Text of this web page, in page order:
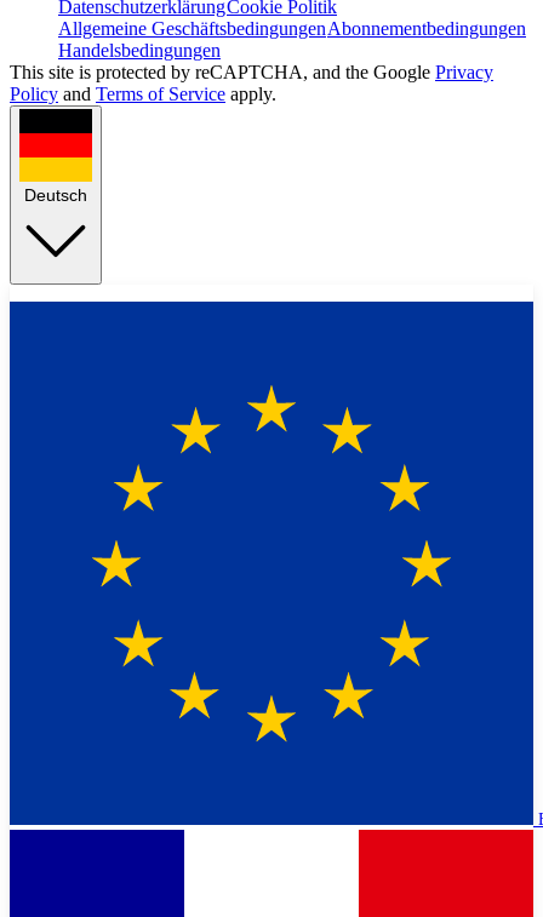
DatenschutzerklärungCookie Politik
Allgemeine GeschäftsbedingungenAbonnementbedingungen
Handelsbedingungen
This site is protected by reCAPTCHA, and the Google Privacy
Policy and Terms of Service apply.
Deutsch